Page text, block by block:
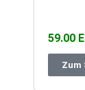
59.00
Zum